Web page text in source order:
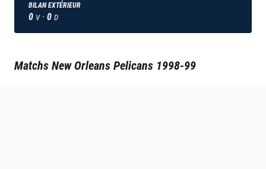
BILAN EXTÉRIEUR
0 V · 0 D
MatchsNew Orleans Pelicans 1998-99